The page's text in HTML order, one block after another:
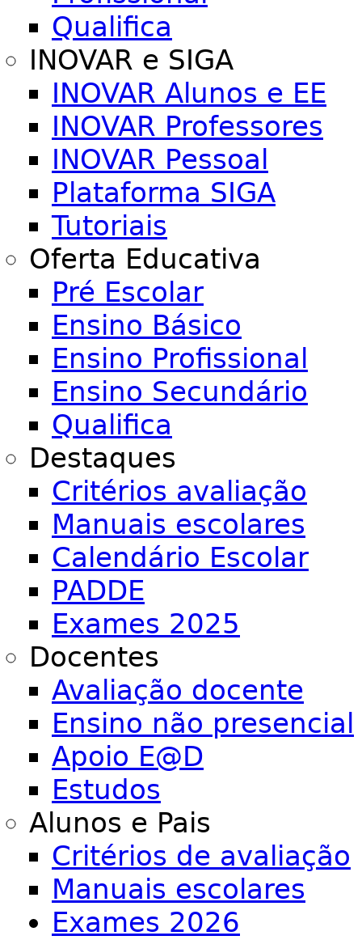
Qualifica
INOVAR e SIGA
INOVAR Alunos e EE
INOVAR Professores
INOVAR Pessoal
Plataforma SIGA
Tutoriais
Oferta Educativa
Pré Escolar
Ensino Básico
Ensino Profissional
Ensino Secundário
Qualifica
Destaques
Critérios avaliação
Manuais escolares
Calendário Escolar
PADDE
Exames 2025
Docentes
Avaliação docente
Ensino não presencial
Apoio E@D
Estudos
Alunos e Pais
Critérios de avaliação
Manuais escolares
Exames 2026